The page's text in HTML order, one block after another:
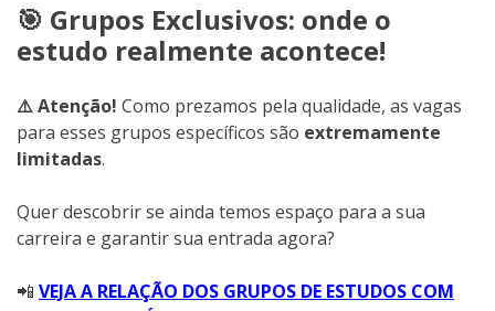
🎯 Grupos Exclusivos: onde o
estudo realmente acontece!
⚠️ Atenção! Como prezamos pela qualidade, as vagas
para esses grupos específicos são extremamente
limitadas.
Quer descobrir se ainda temos espaço para a sua
carreira e garantir sua entrada agora?
📲 VEJA A RELAÇÃO DOS GRUPOS DE ESTUDOS COM